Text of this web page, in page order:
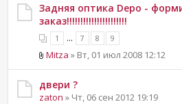
Задняя оптика Depo -
заказ!!!!!!!!!!!!!!!!!!!!!!
1 ... 7 8 9
Mitza » Вт, 01 июл 2008 12:12
двери ?
zaton » Чт, 06 сен 2012 19:19